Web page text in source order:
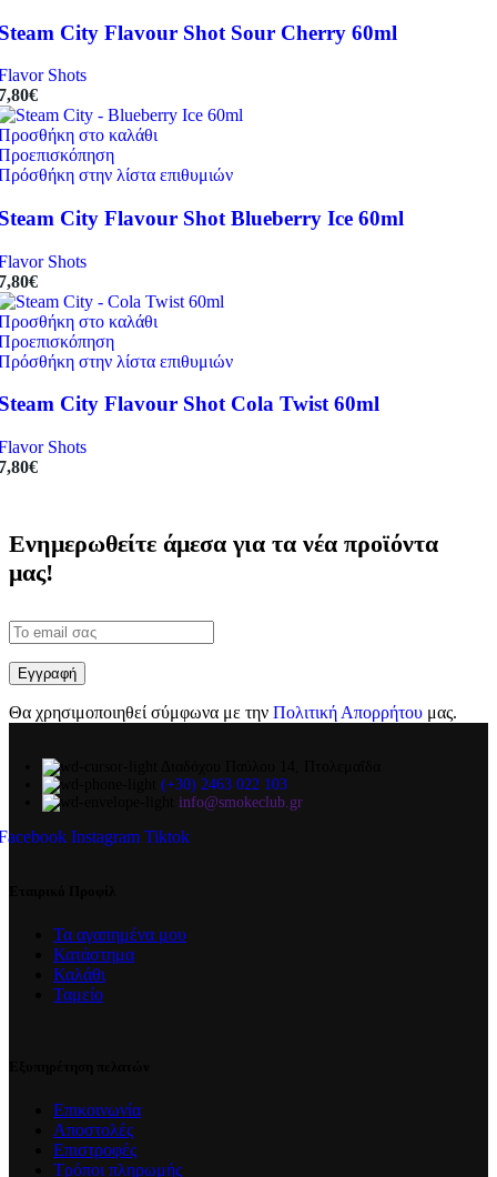
City Flavour Shot Sour Cherry 60ml
Shots
€
στο καλάθι
στην λίστα επιθυμιών
City Flavour Shot Blueberry Ice 60ml
Shots
€
στο καλάθι
στην λίστα επιθυμιών
City Flavour Shot Cola Twist 60ml
Shots
€
Ενημερωθείτε άμεσα για τα νέα προϊόντα
μας!
Θα χρησιμοποιηθεί σύμφωνα με την Πολιτική Απορρήτου μας.
(+30) 2463 022 103
info@smokeclub.gr
Instagram Tiktok
Τα αγαπημένα μου
Κατάστημα
Καλάθι
Ταμείο
Επικοινωνία
Αποστολές
Επιστροφές
Τρόποι πληρωμής